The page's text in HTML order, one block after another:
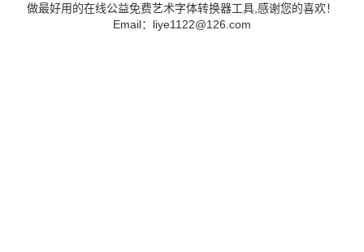
做最好用的在线公益免费艺术字体转换器工具,感谢您的喜欢！
Email：liye1122@126.com